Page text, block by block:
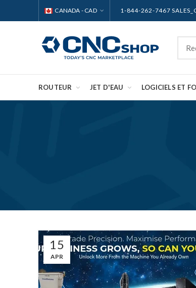
CANADA - CAD 1-844-262-7467
ROUTEUR JET D'EAU LOGICIELS ET
15
APR